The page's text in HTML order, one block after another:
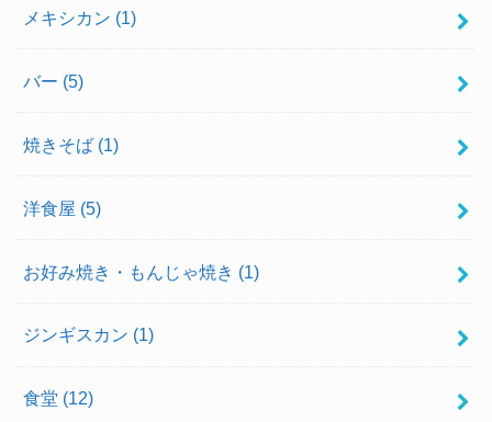
メキシカン (1)
バー (5)
焼きそば (1)
洋食屋 (5)
お好み焼き・もんじゃ焼き (1)
ジンギスカン (1)
食堂 (12)